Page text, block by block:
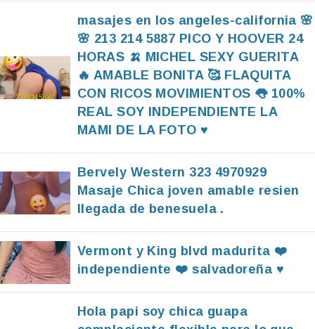
masajes en los angeles-california 🌸
🌸 213 214 5887 PICO Y HOOVER 24
HORAS 🍌 MICHEL SEXY GUERITA
🔥 AMABLE BONITA 🥰 FLAQUITA
CON RICOS MOVIMIENTOS 👅 100%
REAL SOY INDEPENDIENTE LA
MAMI DE LA FOTO ♥️
Bervely Western 323 4970929
Masaje Chica joven amable resien
llegada de benesuela .
Vermont y King blvd madurita ❤️
independiente ❤️ salvadoreña ♥️
Hola papi soy chica guapa